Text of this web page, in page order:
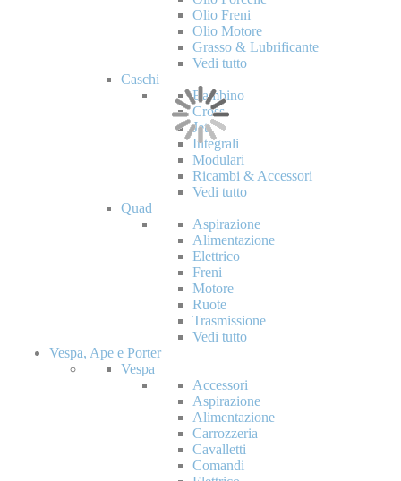
Olio Freni
Olio Motore
Grasso & Lubrificante
Vedi tutto
Caschi
Bambino
Cross
Jet
Integrali
Modulari
Ricambi & Accessori
Vedi tutto
Quad
Aspirazione
Alimentazione
Elettrico
Freni
Motore
Ruote
Trasmissione
Vedi tutto
Vespa, Ape e Porter
Vespa
Accessori
Aspirazione
Alimentazione
Carrozzeria
Cavalletti
Comandi